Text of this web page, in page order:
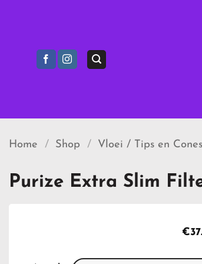
Home / Shop / Vloei / Tips en Cones
Purize Extra Slim
€